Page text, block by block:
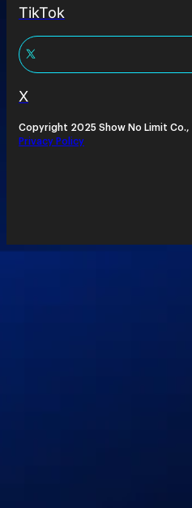
TikTok
X
Copyright 2025 Show No Limit Co.,
Privacy Policy